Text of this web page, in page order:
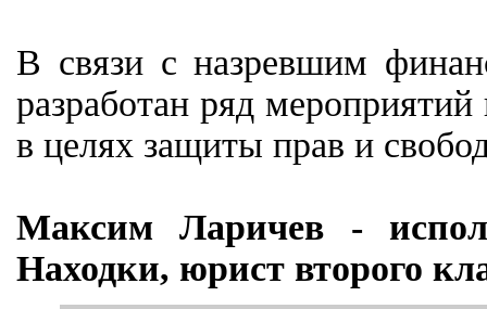
В связи с назревшим
разработан ряд
в целях защиты прав и
Максим Ларичев -
Находки, юрист второго